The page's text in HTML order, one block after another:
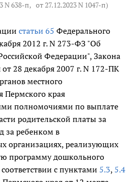
N 638-п, от 27.12.2023 N 1047-п)
статьи 65 Федерального
2012 г. N 273-ФЗ "Об
Федерации", Закона
28 декабря 2007 г. N 172-ПК
местного
Пермского края
полномочиями по выплате
родительской платы за
за ребенком в
организациях, реализующих
программу дошкольного
с пунктами 5.3, 5.4